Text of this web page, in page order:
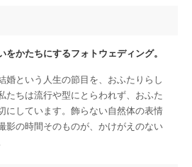
をかたちにするフォトウェディング。
婚という人生の節目を、おふたりらし
たちは流行や型にとらわれず、おふた
にしています。飾らない自然体の表情
影の時間そのものが、かけがえのない